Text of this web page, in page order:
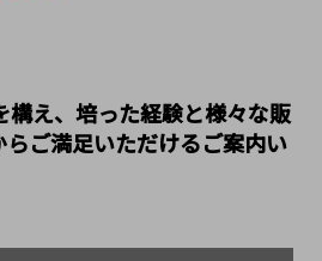
構え、培った経験と様々な販
ご満足いただけるご案内い